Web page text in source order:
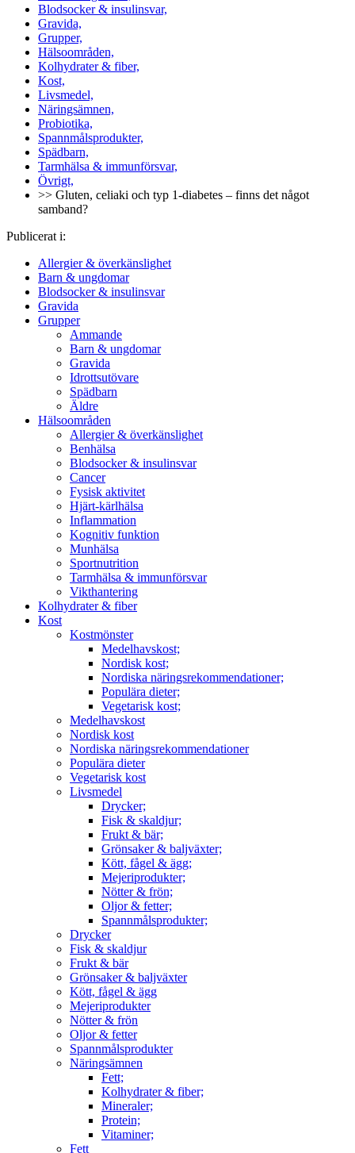
Blodsocker & insulinsvar,
Gravida,
Grupper,
Hälsoområden,
Kolhydrater & fiber,
Kost,
Livsmedel,
Näringsämnen,
Probiotika,
Spannmålsprodukter,
Spädbarn,
Tarmhälsa & immunförsvar,
Övrigt,
>> Gluten, celiaki och typ 1-diabetes – finns det något
samband?
Publicerat i:
Allergier & överkänslighet
Barn & ungdomar
Blodsocker & insulinsvar
Gravida
Grupper
Ammande
Barn & ungdomar
Gravida
Idrottsutövare
Spädbarn
Äldre
Hälsoområden
Allergier & överkänslighet
Benhälsa
Blodsocker & insulinsvar
Cancer
Fysisk aktivitet
Hjärt-kärlhälsa
Inflammation
Kognitiv funktion
Munhälsa
Sportnutrition
Tarmhälsa & immunförsvar
Vikthantering
Kolhydrater & fiber
Kost
Kostmönster
Medelhavskost;
Nordisk kost;
Nordiska näringsrekommendationer;
Populära dieter;
Vegetarisk kost;
Medelhavskost
Nordisk kost
Nordiska näringsrekommendationer
Populära dieter
Vegetarisk kost
Livsmedel
Drycker;
Fisk & skaldjur;
Frukt & bär;
Grönsaker & baljväxter;
Kött, fågel & ägg;
Mejeriprodukter;
Nötter & frön;
Oljor & fetter;
Spannmålsprodukter;
Drycker
Fisk & skaldjur
Frukt & bär
Grönsaker & baljväxter
Kött, fågel & ägg
Mejeriprodukter
Nötter & frön
Oljor & fetter
Spannmålsprodukter
Näringsämnen
Fett;
Kolhydrater & fiber;
Mineraler;
Protein;
Vitaminer;
Fett